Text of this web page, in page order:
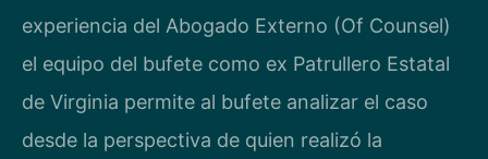
experiencia del Abogado Externo (Of Counsel)
el equipo del bufete como ex Patrullero Estatal
de Virginia permite al bufete analizar el caso
desde la perspectiva de quien realizó la